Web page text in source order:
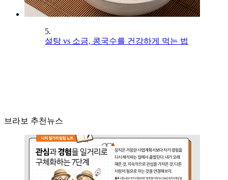
5.
설탕 vs 소금, 콩국수를 건강하게 먹는 법
브라보 추천뉴스